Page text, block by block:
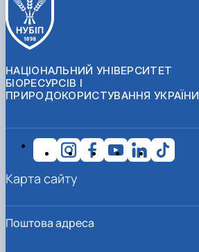
НАЦІОНАЛЬНИЙ УНІВЕРСИТЕТ
БІОРЕСУРСІВ І
ПРИРОДОКОРИСТУВАННЯ УКРАЇНИ
Поштова адреса
Карта сайту